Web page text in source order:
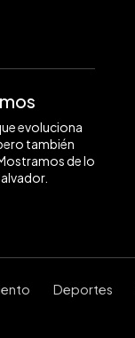
evoluciona
también
de lo
Deportes